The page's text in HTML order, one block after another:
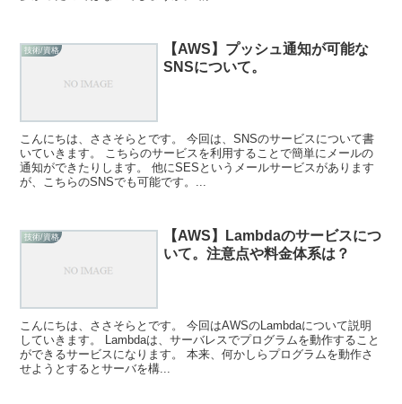
技術/資格
【AWS】プッシュ通知が可能な
SNSについて。
こんにちは、ささそらとです。 今回は、SNSのサービスについて書
いていきます。 こちらのサービスを利用することで簡単にメールの
通知ができたりします。 他にSESというメールサービスがあります
が、こちらのSNSでも可能です。...
技術/資格
【AWS】Lambdaのサービスにつ
いて。注意点や料金体系は？
こんにちは、ささそらとです。 今回はAWSのLambdaについて説明
していきます。 Lambdaは、サーバレスでプログラムを動作すること
ができるサービスになります。 本来、何かしらプログラムを動作さ
せようとするとサーバを構...